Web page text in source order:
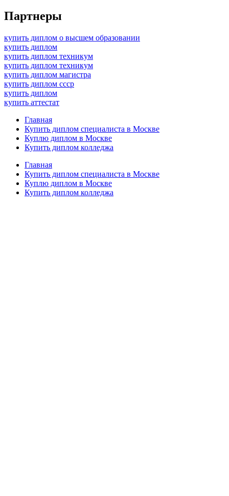
Партнеры
купить диплом о высшем образовании
купить диплом
купить диплом техникум
купить диплом техникум
купить диплом магистра
купить диплом ссср
купить диплом
купить аттестат
Главная
Купить диплом специалиста в Москве
Куплю диплом в Москве
Купить диплом колледжа
Главная
Купить диплом специалиста в Москве
Куплю диплом в Москве
Купить диплом колледжа